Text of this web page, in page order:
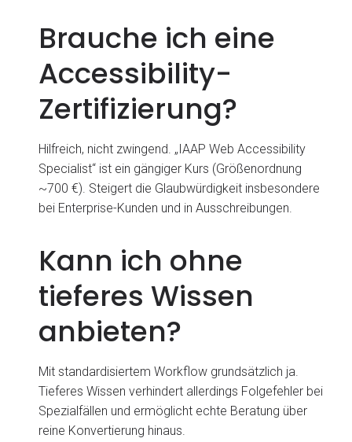
Brauche ich eine
Accessibility-
Zertifizierung?
Hilfreich, nicht zwingend. „IAAP Web Accessibility
Specialist“ ist ein gängiger Kurs (Größenordnung
~700 €). Steigert die Glaubwürdigkeit insbesondere
bei Enterprise-Kunden und in Ausschreibungen.
Kann ich ohne
tieferes Wissen
anbieten?
Mit standardisiertem Workflow grundsätzlich ja.
Tieferes Wissen verhindert allerdings Folgefehler bei
Spezialfällen und ermöglicht echte Beratung über
reine Konvertierung hinaus.